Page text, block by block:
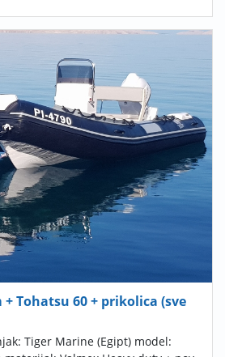
Tohatsu 60 + prikolica (sve
Tiger Marine (Egipt) model: